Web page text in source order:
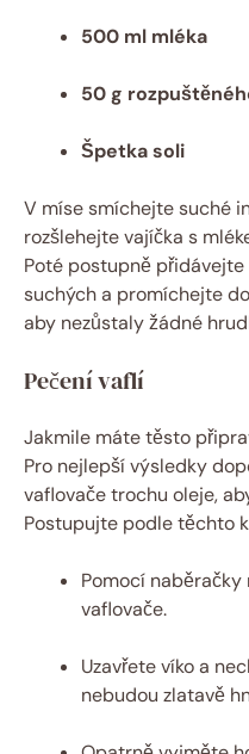
500 ml mléka
50 g
Špetka soli
V míse smíchejte suché
rozšlehejte vajíčka s
Poté postupně
suchých a promíchejte
aby nezůstaly žádné
Pečení vaflí
Jakmile máte těsto
Pro nejlepší výsledky
vaflovače trochu oleje,
Postupujte podle těchto
Pomocí
vaflovače.
Uzavřete víko a
nebudou zlatavě